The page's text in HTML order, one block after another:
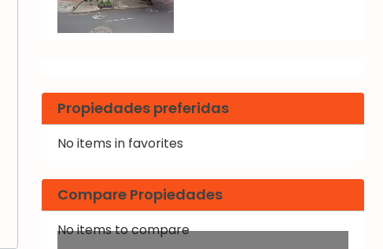
Propiedades preferidas
No items in favorites
Compare Propiedades
No items to compare